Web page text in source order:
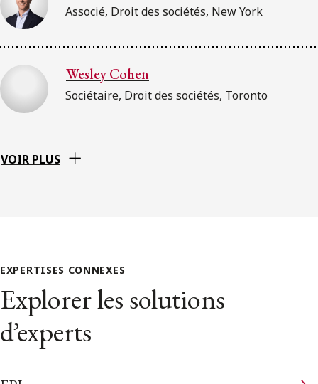
Associé, Droit des sociétés, New York
Wesley Cohen
Sociétaire, Droit des sociétés, Toronto
VOIR PLUS
EXPERTISES CONNEXES
Explorer les solutions
d’experts